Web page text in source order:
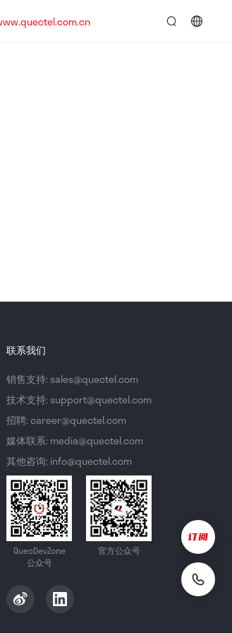
联系我们
销售支持: sales@quectel.com
技术支持: support@quectel.com
招聘: career@quectel.com
媒体联系: media@quectel.com
其他咨询: info@quectel.com
QuecDevZone
公众号
官方公众号